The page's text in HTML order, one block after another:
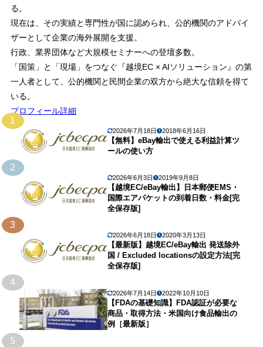
る。
現在は、その実績と専門性が国に認められ、公的機関のアドバイ
ザーとして企業の海外展開を支援。
行政、業界団体など大規模セミナーへの登壇多数。
「国策」と「現場」をつなぐ『越境EC × AIソリューション』の第
一人者として、公的機関と民間企業の双方から絶大な信頼を得て
いる。
プロフィール詳細
1
2026年7月18日 2018年6月16日
【無料】eBay輸出で使える利益計算ツ
ールの使い方
2
2026年6月3日 2019年9月8日
【越境EC/eBay輸出】日本郵便EMS・
国際エアパケットの到着日数・料金[完
全保存版]
3
2026年6月18日 2020年3月13日
【最新版】越境EC/eBay輸出 発送除外
国 / Excluded locationsの設定方法[完
全保存版]
4
2026年7月14日 2022年10月10日
【FDAの基礎知識】FDA認証が必要な
商品・取得方法・米国向け食品輸出の
例［最新版］
5